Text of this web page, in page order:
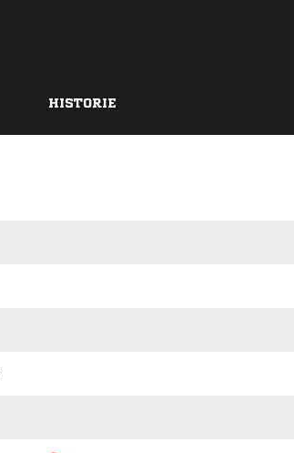
HISTORIE